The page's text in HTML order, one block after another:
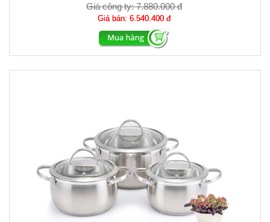
Giá công ty:7.880.000 đ
Giá bán: 6.540.400 đ